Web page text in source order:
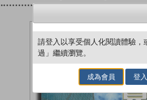
請登入以享受個人化閱讀體驗，
過」繼續瀏覽。
成為會員 登入